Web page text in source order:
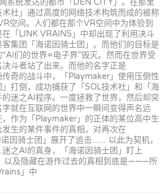
系统发达的都市「DEN CITY」。在那里
社」通过高度的网络技术构筑而成的被称
空间。人们都在那个VR空间中为体验到
「LINK VRAINS」中却出现了利用决斗
集团「海诺因骑士团」。而他们的目标是
们的世界=电子界”毁灭。然而在世界受
斗者站了出来。而他的名字正是
传奇的战斗中，「Playmaker」使用压倒性
打倒，成功捕获了「SOL技术社」和「海
迷之AI程序。一度拯救了世界，然后却突
就在互联网的世界中一瞬间变得声名远
作为「Playmaker」的正体的某位高中生
生的某件事件的真相，对再次在
因骑士团」展开了追击...... 以此为契机，
之AI的真身，「海诺因骑士团」盯上
以及隐藏在游作过去的真相到底是———所
」中